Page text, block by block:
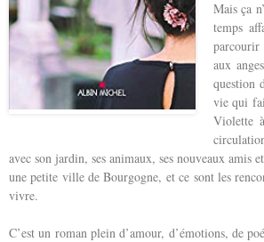
Mais ça
temps
aux
question
vie qui
Violette
avec son jardin, ses animaux, ses nouveaux amis
une petite ville de Bourgogne, et ce sont les
vivre.
C’est un roman plein d’amour, d’émotions, de